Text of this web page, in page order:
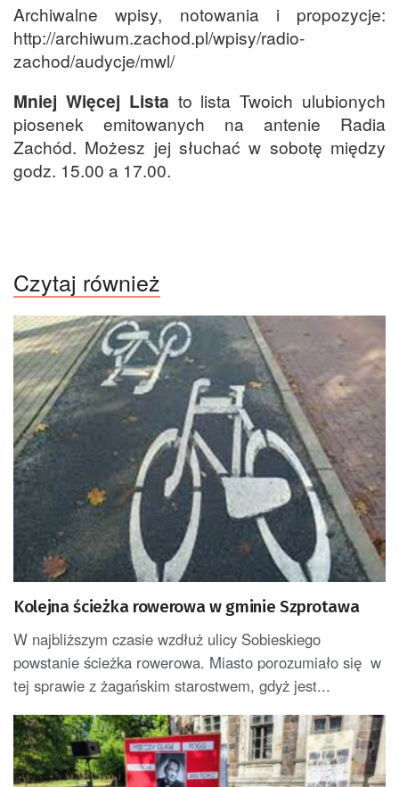
Archiwalne wpisy, notowania i propozycje:
http://archiwum.zachod.pl/wpisy/radio-
zachod/audycje/mwl/
Mniej Więcej Lista to lista Twoich ulubionych
piosenek emitowanych na antenie Radia
Zachód. Możesz jej słuchać w sobotę między
godz. 15.00 a 17.00.
Czytaj również
Kolejna ścieżka rowerowa w gminie Szprotawa
W najbliższym czasie wzdłuż ulicy Sobieskiego
powstanie ścieżka rowerowa. Miasto porozumiało się w
tej sprawie z żagańskim starostwem, gdyż jest...